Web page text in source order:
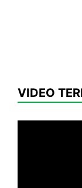
VIDEO